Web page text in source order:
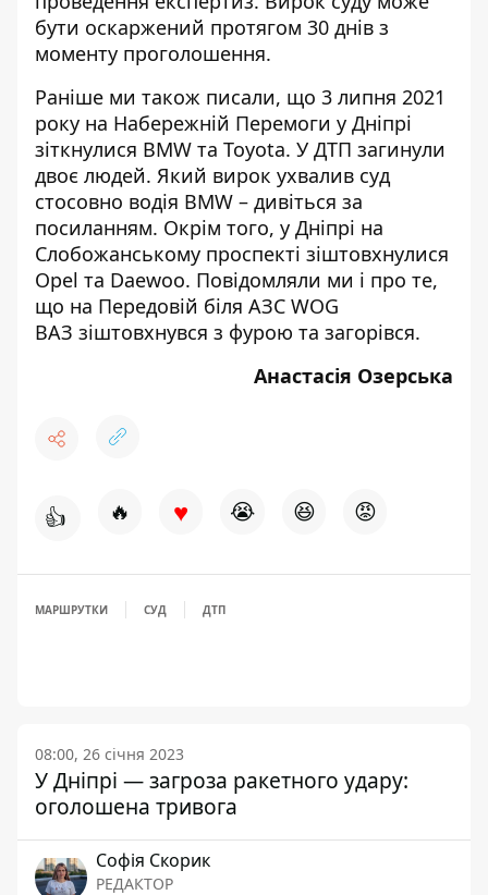
бути оскаржений протягом 30 днів з
моменту проголошення.
Раніше ми також писали, що 3 липня 2021
року на Набережній Перемоги у Дніпрі
зіткнулися BMW та Toyota. У ДТП загинули
двоє людей. Який вирок ухвалив суд
стосовно водія BMW – дивіться за
посиланням. Окрім того, у Дніпрі на
Слобожанському проспекті зіштовхнулися
Opel та Daewoo. Повідомляли ми і про те,
що на Передовій біля АЗС WOG
ВАЗ зіштовхнувся з фурою та загорівся.
Анастасія Озерська
👍 🔥 ♥ 😭 😆 😡
МАРШРУТКИ СУД ДТП
08:00, 26 січня 2023
У Дніпрі — загроза ракетного удару:
оголошена тривога
Софія Скорик
РЕДАКТОР